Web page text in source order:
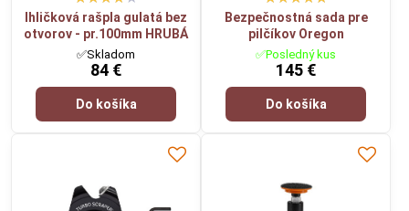
Ihličková rašpla gulatá bez
otvorov - pr.100mm HRUBÁ
✅Skladom
84 €
Do košíka
Bezpečnostná sada pre
pilčíkov Oregon
✅Posledný kus
145 €
Do košíka